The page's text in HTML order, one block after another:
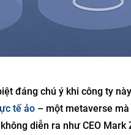
đáng chú ý khi công ty
tế ảo – một metaverse
diễn ra như CEO